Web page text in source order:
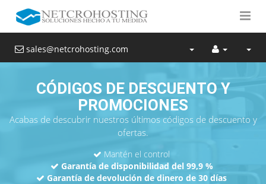
sales@netcrohosting.com
CÓDIGOS DE DESCUENTO Y
PROMOCIONES
Acabas de descubrir nuestros últimos códigos de descuento y
ofertas.
Mantén el control
Garantía de disponibilidad del 99,9 %
Garantía de devolución de dinero de 30 días